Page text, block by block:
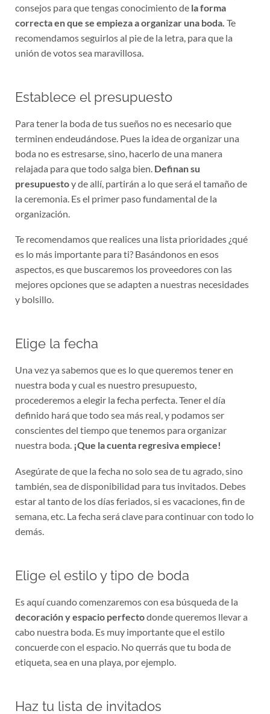
consejos para que tengas conocimiento de la forma
correcta en que se empieza a organizar una boda. Te
recomendamos seguirlos al pie de la letra, para que la
unión de votos sea maravillosa.
Establece el presupuesto
Para tener la boda de tus sueños no es necesario que
terminen endeudándose. Pues la idea de organizar una
boda no es estresarse, sino, hacerlo de una manera
relajada para que todo salga bien. Definan su
presupuestoy de allí, partirán a lo que será el tamaño de
la ceremonia. Es el primer paso fundamental de la
organización.
Te recomendamos que realices una lista prioridades ¿qué
es lo más importante para ti? Basándonos en esos
aspectos, es que buscaremos los proveedores con las
mejores opciones que se adapten a nuestras necesidades
y bolsillo.
Elige la fecha
Una vez ya sabemos que es lo que queremos tener en
nuestra boda y cual es nuestro presupuesto,
procederemos a elegir la fecha perfecta. Tener el día
definido hará que todo sea más real, y podamos ser
conscientes del tiempo que tenemos para organizar
nuestra boda. ¡Que la cuenta regresiva empiece!
Asegúrate de que la fecha no solo sea de tu agrado, sino
también, sea de disponibilidad para tus invitados. Debes
estar al tanto de los días feriados, si es vacaciones, fin de
semana, etc. La fecha será clave para continuar con todo lo
demás.
Elige el estilo y tipo de boda
Es aquí cuando comenzaremos con esa búsqueda de la
decoración y espacio perfectodonde queremos llevar a
cabo nuestra boda. Es muy importante que el estilo
concuerde con el espacio. No querrás que tu boda de
etiqueta, sea en una playa, por ejemplo.
Haz tu lista de invitados